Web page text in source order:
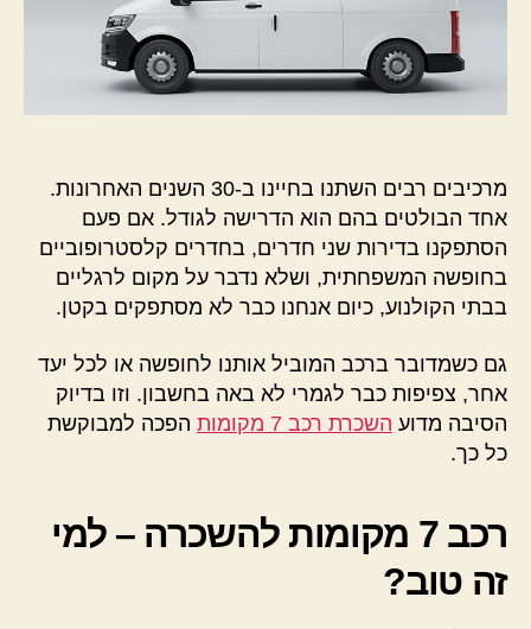
מרכיבים רבים השתנו בחיינו ב-30 השנים האחרונות.
אחד הבולטים בהם הוא הדרישה לגודל. אם פעם
הסתפקנו בדירות שני חדרים, בחדרים קלסטרופוביים
בחופשה המשפחתית, ושלא נדבר על מקום לרגליים
בבתי הקולנוע, כיום אנחנו כבר לא מסתפקים בקטן.
גם כשמדובר ברכב המוביל אותנו לחופשה או לכל יעד
אחר, צפיפות כבר לגמרי לא באה בחשבון. וזו בדיוק
הסיבה מדוע השכרת רכב 7 מקומות
הפכה למבוקשת
כל כך.
רכב 7 מקומות להשכרה – למי
זה טוב?